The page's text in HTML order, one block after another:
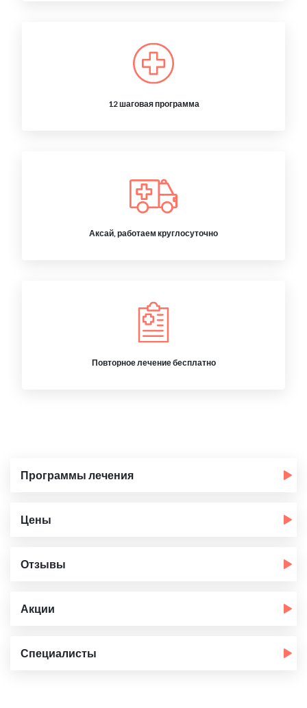
12 шаговая программа
Аксай, работаем круглосуточно
Повторное лечение бесплатно
Программы лечения
Цены
Отзывы
Акции
Специалисты